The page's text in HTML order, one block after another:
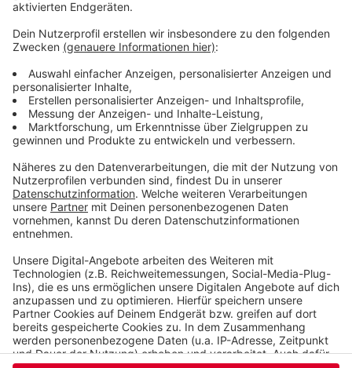
wegen Mordes an seinen Großeltern lebenslang hinter
Gittern. Dessen Vater ist der heute 59jährige Sohn der
Springmanns. Er wollte die Figur zum Andenken an
ist bestürzt über den Diebstahl.
Der reine Materialwert der Skulptur dürfte bei rund
1.000 Euro liegen, der tatsächliche Wert deutlich
die Wuppertaler Polizei entgegen.
Anzeige
Anzeige